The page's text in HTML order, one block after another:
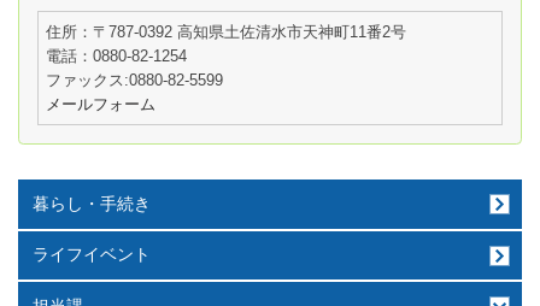
住所：〒787-0392 高知県土佐清水市天神町11番2号
電話：0880-82-1254
ファックス:0880-82-5599
メールフォーム
暮らし・手続き
ライフイベント